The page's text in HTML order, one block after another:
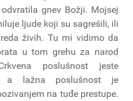
gnev Božji. Mojsej
ljude koji su sagrešili, ili
živih. Tu mi vidimo da
u tom grehu za narod
poslušnost jeste
a lažna poslušnost je
na tuđe prestupe.